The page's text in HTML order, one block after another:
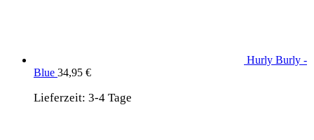
Hurly Burly -
Blue 34,95 €
Lieferzeit: 3-4 Tage